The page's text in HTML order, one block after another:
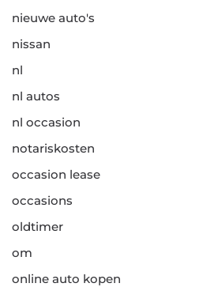
nieuwe auto's
nissan
nl
nl autos
nl occasion
notariskosten
occasion lease
occasions
oldtimer
om
online auto kopen